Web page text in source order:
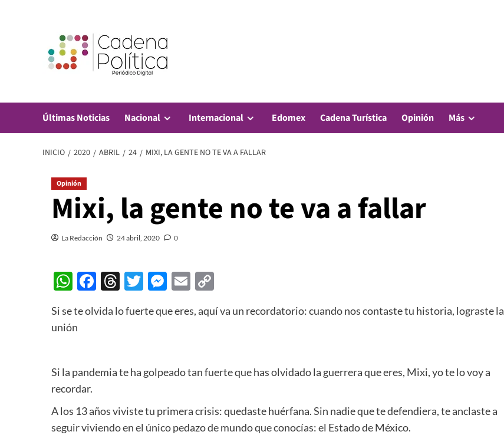
Últimas Noticias Nacional Internacional Edomex Cadena Turística Opinión Más
INICIO 2020 ABRIL 24 MIXI, LA GENTE NO TE VA A FALLAR
Opinión
Mixi, la gente no te va a fallar
La Redacción 24 abril, 2020 0
WhatsApp
Facebook
Threads
Twitter
Messenger
Email
Si se te olvida lo fuerte que eres, aquí va un recordatorio: cuando nos contaste tu historia, lograste la
unión
Si la pandemia te ha golpeado tan fuerte que has olvidado la guerrera que eres, Mixi, yo te lo voy a
recordar.
A los 13 años viviste tu primera crisis: quedaste huérfana. Sin nadie que te defendiera, te anclaste a
seguir viviendo en el único pedazo de mundo que conocías: el Estado de México.